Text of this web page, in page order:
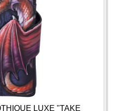
LUXE "TAKE